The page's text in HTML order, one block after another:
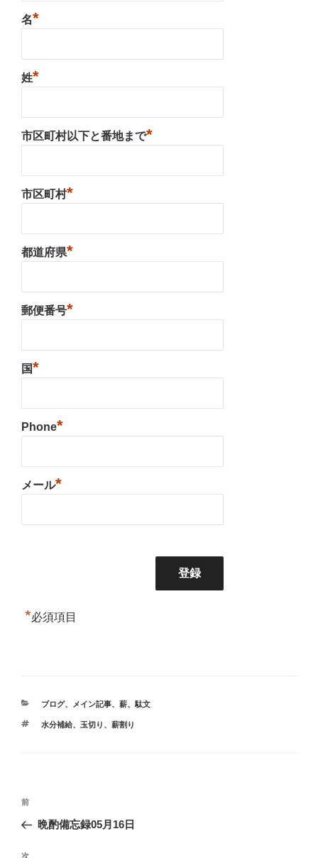
名*
姓*
市区町村以下と番地まで*
市区町村*
都道府県*
郵便番号*
国*
Phone*
メール*
*必須項目
カ
ゴ
ブログ、 メイン記事、 薪、 駄文
タ
水分補給、 玉切り 、 薪割り
投
ナ
ビ
前
の
稿
前
晩酌備忘録05月16日
次